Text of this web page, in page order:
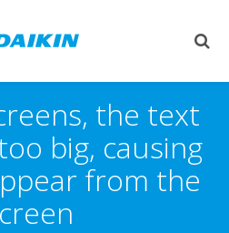
Toggle
the text
big, causing
from the